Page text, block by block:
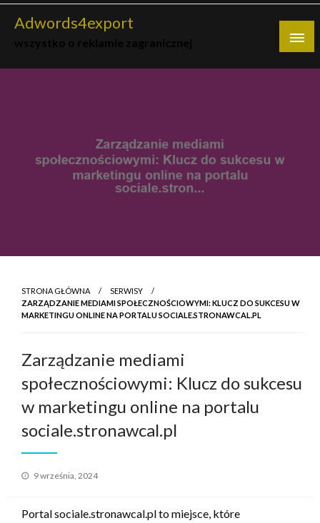
Skip
Adwords4export
STRONA GŁÓWNA
SERWISY
ZARZĄDZANIE MEDIAMI SPOŁECZNOŚCIOWYMI: KLUCZ DO SUKCESU W
MARKETINGU ONLINE NA PORTALU SOCIALE.STRONAWCAL.PL
Zarządzanie mediami
społecznościowymi: Klucz do sukcesu
w marketingu online na portalu
sociale.stronawcal.pl
Opublikowane
9 września, 2024
Portal sociale.stronawcal.pl to miejsce, które